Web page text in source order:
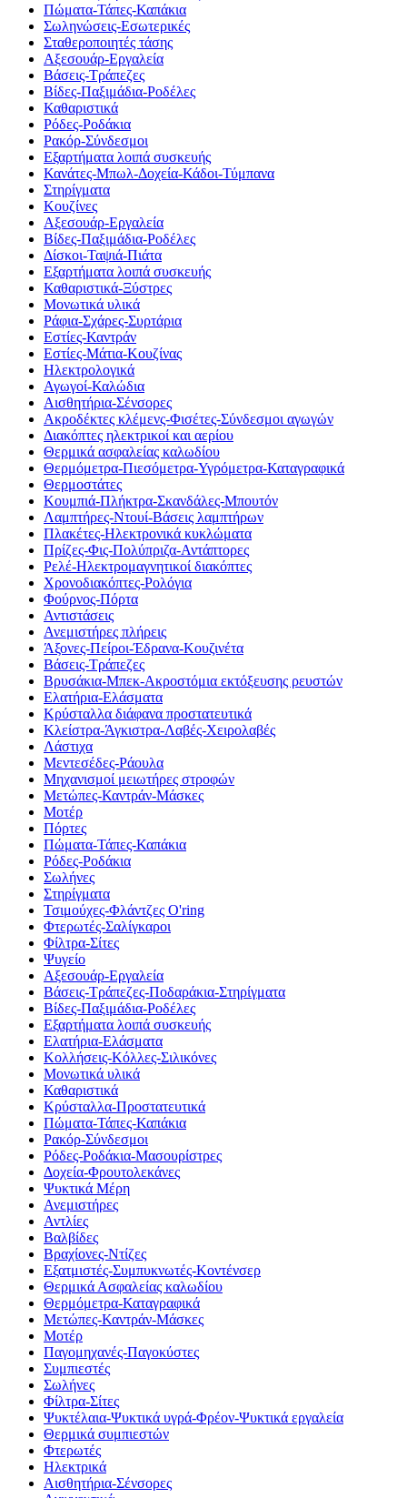
Πώματα-Τάπες-Καπάκια
Σωληνώσεις-Εσωτερικές
Σταθεροποιητές τάσης
Αξεσουάρ-Εργαλεία
Βάσεις-Τράπεζες
Βίδες-Παξιμάδια-Ροδέλες
Καθαριστικά
Ρόδες-Ροδάκια
Ρακόρ-Σύνδεσμοι
Εξαρτήματα λοιπά συσκευής
Κανάτες-Μπωλ-Δοχεία-Κάδοι-Τύμπανα
Στηρίγματα
Κουζίνες
Αξεσουάρ-Εργαλεία
Βίδες-Παξιμάδια-Ροδέλες
Δίσκοι-Ταψιά-Πιάτα
Εξαρτήματα λοιπά συσκευής
Καθαριστικά-Ξύστρες
Μονωτικά υλικά
Ράφια-Σχάρες-Συρτάρια
Εστίες-Καντράν
Εστίες-Μάτια-Κουζίνας
Ηλεκτρολογικά
Αγωγοί-Καλώδια
Αισθητήρια-Σένσορες
Ακροδέκτες κλέμενς-Φισέτες-Σύνδεσμοι αγωγών
Διακόπτες ηλεκτρικοί και αερίου
Θερμικά ασφαλείας καλωδίου
Θερμόμετρα-Πιεσόμετρα-Υγρόμετρα-Καταγραφικά
Θερμοστάτες
Κουμπιά-Πλήκτρα-Σκανδάλες-Μπουτόν
Λαμπτήρες-Ντουί-Βάσεις λαμπτήρων
Πλακέτες-Ηλεκτρονικά κυκλώματα
Πρίζες-Φις-Πολύπριζα-Αντάπτορες
Ρελέ-Ηλεκτρομαγνητικοί διακόπτες
Χρονοδιακόπτες-Ρολόγια
Φούρνος-Πόρτα
Αντιστάσεις
Ανεμιστήρες πλήρεις
Άξονες-Πείροι-Έδρανα-Κουζινέτα
Βάσεις-Τράπεζες
Βρυσάκια-Μπεκ-Ακροστόμια εκτόξευσης ρευστών
Ελατήρια-Ελάσματα
Κρύσταλλα διάφανα προστατευτικά
Κλείστρα-Άγκιστρα-Λαβές-Χειρολαβές
Λάστιχα
Μεντεσέδες-Ράουλα
Μηχανισμοί μειωτήρες στροφών
Μετώπες-Καντράν-Μάσκες
Μοτέρ
Πόρτες
Πώματα-Τάπες-Καπάκια
Ρόδες-Ροδάκια
Σωλήνες
Στηρίγματα
Τσιμούχες-Φλάντζες O'ring
Φτερωτές-Σαλίγκαροι
Φίλτρα-Σίτες
Ψυγείο
Αξεσουάρ-Εργαλεία
Βάσεις-Τράπεζες-Ποδαράκια-Στηρίγματα
Βίδες-Παξιμάδια-Ροδέλες
Εξαρτήματα λοιπά συσκευής
Ελατήρια-Ελάσματα
Κολλήσεις-Κόλλες-Σιλικόνες
Μονωτικά υλικά
Καθαριστικά
Κρύσταλλα-Προστατευτικά
Πώματα-Τάπες-Καπάκια
Ρακόρ-Σύνδεσμοι
Ρόδες-Ροδάκια-Μασουρίστρες
Δοχεία-Φρουτολεκάνες
Ψυκτικά Μέρη
Ανεμιστήρες
Αντλίες
Βαλβίδες
Βραχίονες-Ντίζες
Εξατμιστές-Συμπυκνωτές-Κοντένσερ
Θερμικά Ασφαλείας καλωδίου
Θερμόμετρα-Καταγραφικά
Μετώπες-Καντράν-Μάσκες
Μοτέρ
Παγομηχανές-Παγοκύστες
Συμπιεστές
Σωλήνες
Φίλτρα-Σίτες
Ψυκτέλαια-Ψυκτικά υγρά-Φρέον-Ψυκτικά εργαλεία
Θερμικά συμπιεστών
Φτερωτές
Ηλεκτρικά
Αισθητήρια-Σένσορες